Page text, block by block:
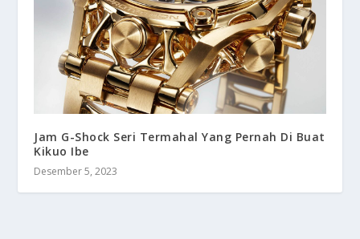
Jam G-Shock Seri Termahal Yang Pernah Di Buat
Kikuo Ibe
Desember 5, 2023